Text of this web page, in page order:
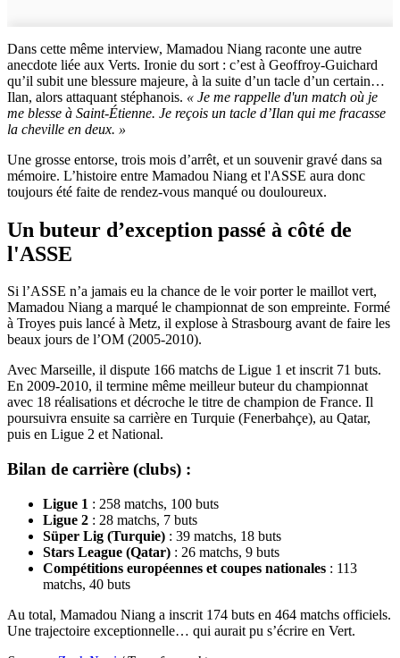
Dans cette même interview, Mamadou Niang raconte une autre
anecdote liée aux Verts. Ironie du sort : c’est à Geoffroy-Guichard
qu’il subit une blessure majeure, à la suite d’un tacle d’un certain…
Ilan, alors attaquant stéphanois. « Je me rappelle d'un match où je
me blesse à Saint-Étienne. Je reçois un tacle d’Ilan qui me fracasse
la cheville en deux. »
Une grosse entorse, trois mois d’arrêt, et un souvenir gravé dans sa
mémoire. L’histoire entre Mamadou Niang et l'ASSE aura donc
toujours été faite de rendez-vous manqué ou douloureux.
Un buteur d’exception passé à côté de
l'ASSE
Si l’ASSE n’a jamais eu la chance de le voir porter le maillot vert,
Mamadou Niang a marqué le championnat de son empreinte. Formé
à Troyes puis lancé à Metz, il explose à Strasbourg avant de faire les
beaux jours de l’OM (2005-2010).
Avec Marseille, il dispute 166 matchs de Ligue 1 et inscrit 71 buts.
En 2009-2010, il termine même meilleur buteur du championnat
avec 18 réalisations et décroche le titre de champion de France. Il
poursuivra ensuite sa carrière en Turquie (Fenerbahçe), au Qatar,
puis en Ligue 2 et National.
Bilan de carrière (clubs) :
Ligue 1 : 258 matchs, 100 buts
Ligue 2 : 28 matchs, 7 buts
Süper Lig (Turquie) : 39 matchs, 18 buts
Stars League (Qatar) : 26 matchs, 9 buts
Compétitions européennes et coupes nationales : 113
matchs, 40 buts
Au total, Mamadou Niang a inscrit 174 buts en 464 matchs officiels.
Une trajectoire exceptionnelle… qui aurait pu s’écrire en Vert.